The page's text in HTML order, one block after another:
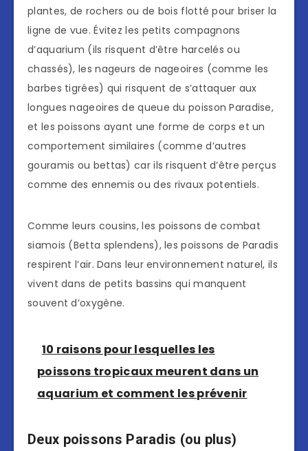
plantes, de rochers ou de bois flotté pour briser la
ligne de vue. Évitez les petits compagnons
d’aquarium (ils risquent d’être harcelés ou
chassés), les nageurs de nageoires (comme les
barbes tigrées) qui risquent de s’attaquer aux
longues nageoires de queue du poisson Paradise,
et les poissons ayant une forme de corps et un
comportement similaires (comme d’autres
gouramis ou bettas) car ils risquent d’être perçus
comme des ennemis ou des rivaux potentiels.
Comme leurs cousins, les poissons de combat
siamois (Betta splendens), les poissons de Paradis
respirent l’air. Dans leur environnement naturel, ils
vivent dans de petits bassins qui manquent
souvent d’oxygène.
10 raisons pour lesquelles les
poissons tropicaux meurent dans un
aquarium et comment les prévenir
Deux poissons Paradis (ou plus)